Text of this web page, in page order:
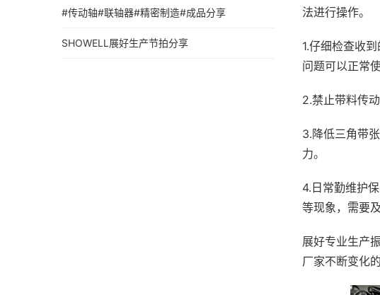
法进行操作。
1.仔细检查收
问题可以正常使
2.禁止带料传
3.降低三角带
力。
4.日常勤维护
等现象，需要
展好专业生产
厂家不断变化
#传动轴#联轴器#精密制造#成品分享
SHOWELL展好生产节拍分享